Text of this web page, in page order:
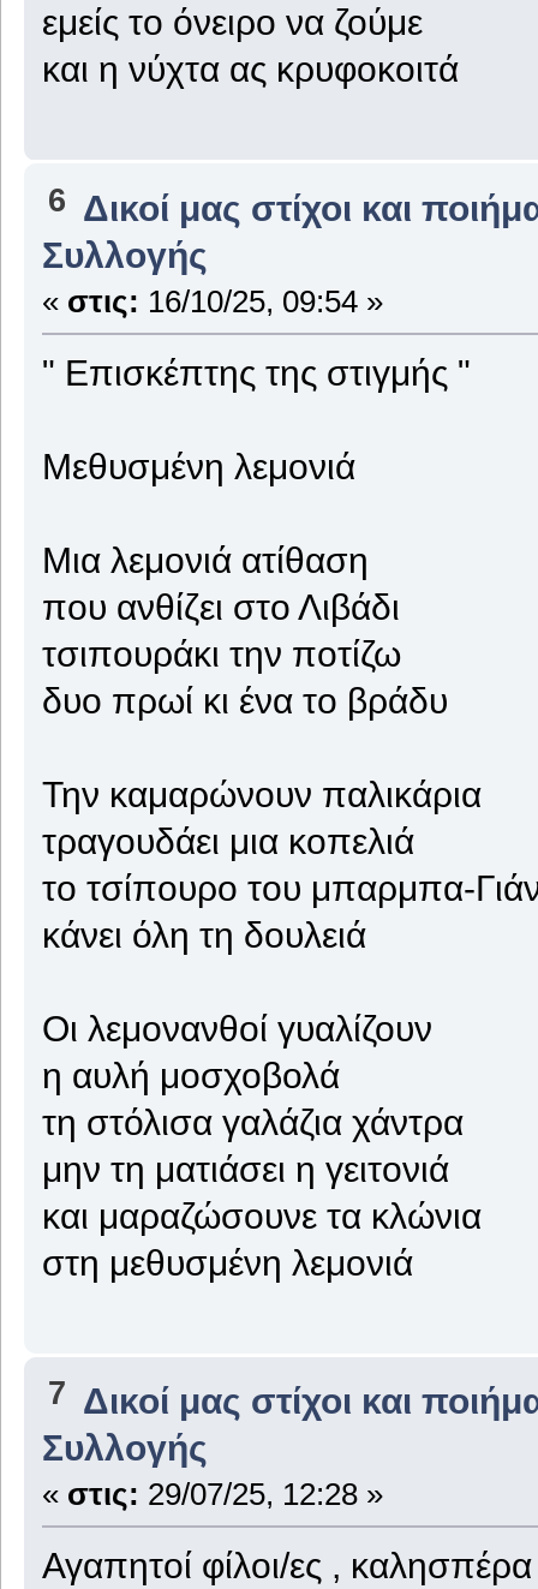
εμείς το όνειρο να ζούμε
και η νύχτα ας κρυφοκοιτά
6 Δικοί μας στίχοι και
Συλλογής
« στις: 16/10/25, 09:54 »
" Επισκέπτης της στιγμής "
Μεθυσμένη λεμονιά
Μια λεμονιά ατίθαση
που ανθίζει στο Λιβάδι
τσιπουράκι την ποτίζω
δυο πρωί κι ένα το βράδυ
Την καμαρώνουν παλικάρια
τραγουδάει μια κοπελιά
το τσίπουρο του μπαρμπα-
κάνει όλη τη δουλειά
Οι λεμονανθοί γυαλίζουν
η αυλή μοσχοβολά
τη στόλισα γαλάζια χάντρα
μην τη ματιάσει η γειτονιά
και μαραζώσουνε τα κλώνια
στη μεθυσμένη λεμονιά
7 Δικοί μας στίχοι και
Συλλογής
« στις: 29/07/25, 12:28 »
Αγαπητοί φίλοι/ες , καλησπέρα